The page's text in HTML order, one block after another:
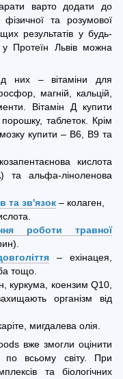
варто додати до
та розумової
результатів у будь-
Протеїн Львів можна
них – вітаміни для
магній, кальцій,
Вітамін Д купити
таблеток. Крім
купити – В6, В9 та
кислота
та альфа-ліноленова
та зв'язок– колаген,
роботи травної
– ехінацея,
тощо.
куркума, коензим Q10,
організм від
мигдалева олія.
вже змогли оцінити
по всьому світу. При
та біологічних